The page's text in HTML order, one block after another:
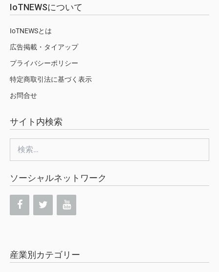
IoTNEWSについて
IoTNEWSとは
広告掲載・タイアップ
プライバシーポリシー
特定商取引法に基づく表示
お問合せ
サイト内検索
索:
ソーシャルネットワーク
産業別カテゴリー